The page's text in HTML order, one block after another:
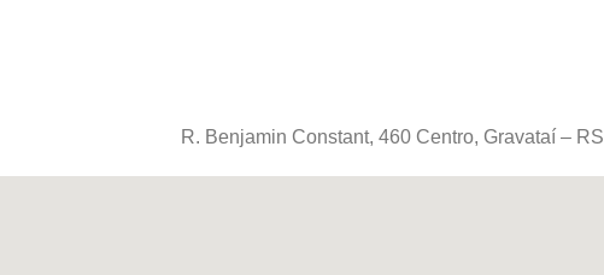
R. Benjamin Constant, 460 Centro, Gravataí – RS